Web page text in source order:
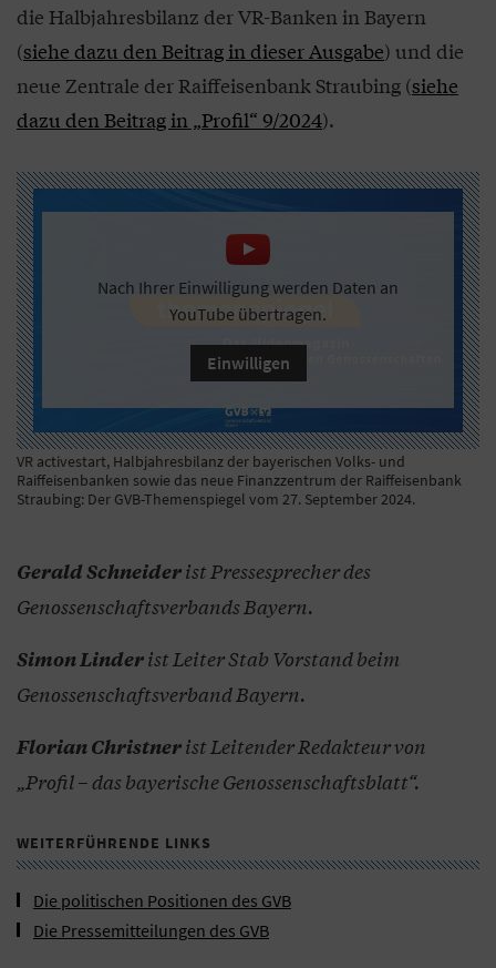
die Halbjahresbilanz der VR-Banken in Bayern
(siehe dazu den Beitrag in dieser Ausgabe) und die
neue Zentrale der Raiffeisenbank Straubing (siehe
dazu den Beitrag in „Profil“ 9/2024).
Nach Ihrer Einwilligung werden Daten an
YouTube übertragen.
Einwilligen
VR activestart, Halbjahresbilanz der bayerischen Volks- und
Raiffeisenbanken sowie das neue Finanzzentrum der Raiffeisenbank
Straubing: Der GVB-Themenspiegel vom 27. September 2024.
Gerald Schneiderist Pressesprecher des
Genossenschaftsverbands Bayern.
Simon Linderist Leiter Stab Vorstand beim
Genossenschaftsverband Bayern.
Florian Christnerist Leitender Redakteur von
„Profil – das bayerische Genossenschaftsblatt“.
WEITERFÜHRENDE LINKS
Die politischen Positionen des GVB
Die Pressemitteilungen des GVB